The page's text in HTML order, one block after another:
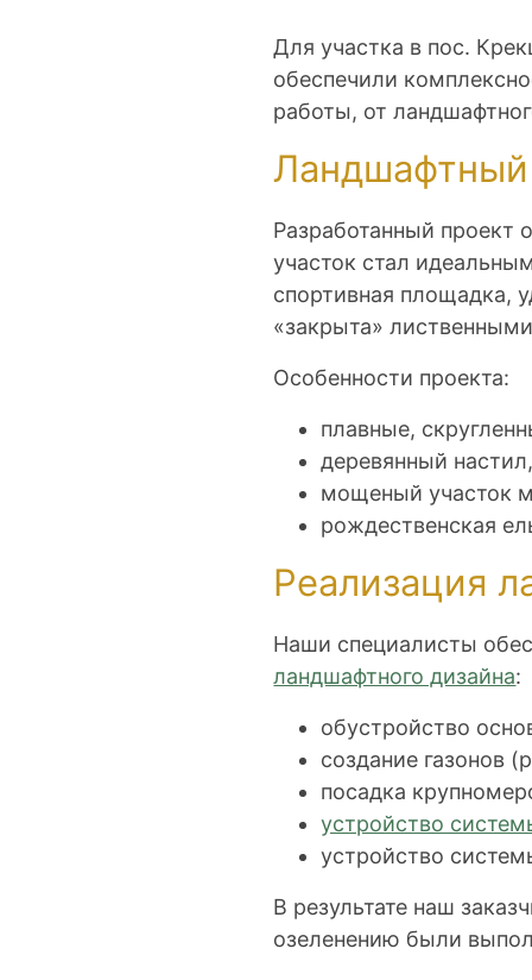
Для участка в пос.
обеспечили
работы, от
Ландшафтный
Разработанный проект
участок стал
спортивная площадка,
«закрыта»
Особенности проекта:
плавные,
деревянный
мощеный участок
рождественская
Реализация
Наши специалисты
ландшафтного дизайна:
обустройство
создание газонов
посадка
устройство
устройство
В результате наш
озеленению были